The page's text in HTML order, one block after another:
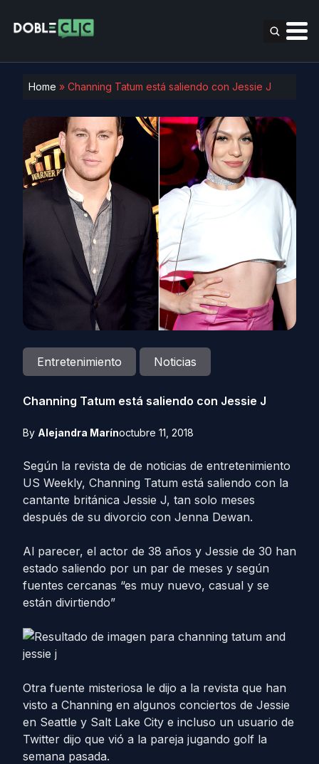
Home » Channing Tatum está saliendo con Jessie J
Entretenimiento Noticias
Channing Tatum está saliendo con Jessie J
By Alejandra Marínoctubre 11, 2018
Según la revista de de noticias de entretenimiento
US Weekly, Channing Tatum está saliendo con la
cantante británica Jessie J, tan solo meses
después de su divorcio con Jenna Dewan.
Al parecer, el actor de 38 años y Jessie de 30 han
estado saliendo por un par de meses y según
fuentes cercanas “es muy nuevo, casual y se
están divirtiendo”
Otra fuente misteriosa le dijo a la revista que han
visto a Channing en algunos conciertos de Jessie
en Seattle y Salt Lake City e incluso un usuario de
Twitter dijo que vió a la pareja jugando golf la
semana pasada.